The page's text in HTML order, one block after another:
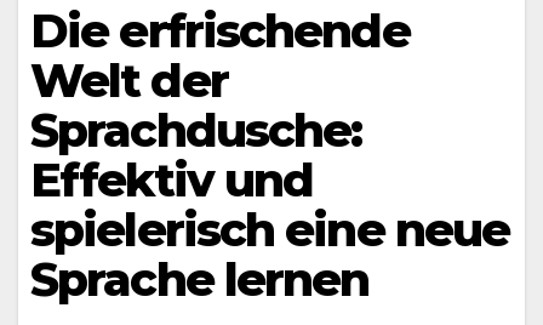
Die erfrischende
Welt der
Sprachdusche:
Effektiv und
spielerisch eine neue
Sprache lernen